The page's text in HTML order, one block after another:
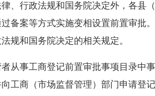
行政法规和国务院决定外，各县（
备案等方式实施变相设置前置审批
规和国务院决定的相关规定。
事工商登记前置审批事项目录中事
工商（市场监督管理）部门申请登